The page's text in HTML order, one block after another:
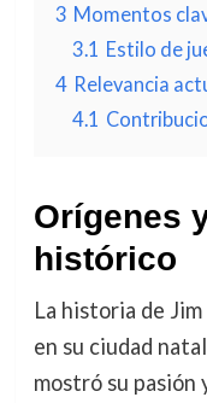
3 Momentos
3.1 Estilo de
4 Relevancia
4.1
Orígenes
histórico
La historia de
en su ciudad
mostró su